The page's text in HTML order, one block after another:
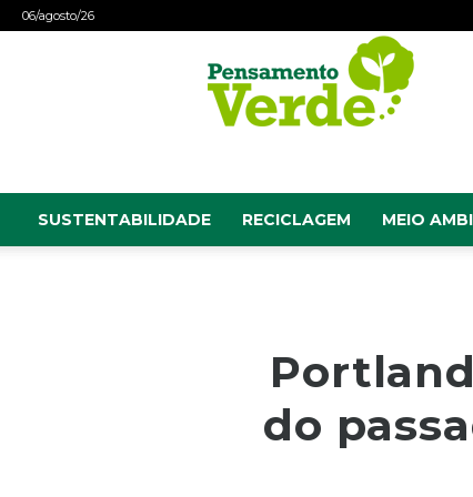
06/agosto/26
SUSTENTABILIDADE RECICLAGEM MEIO
do